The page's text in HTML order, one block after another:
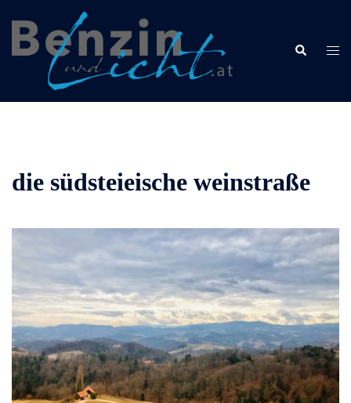
Inhalt
springen
Suche
die südsteieische weinstraße